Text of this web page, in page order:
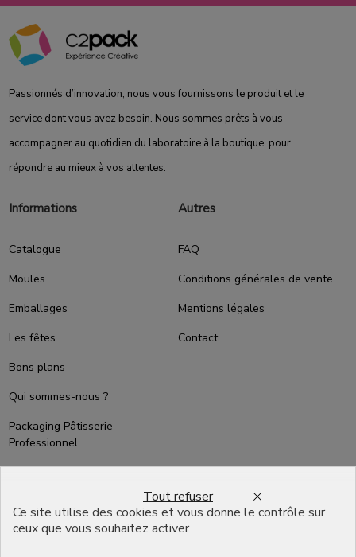
Passionnés d’innovation, nous vous fournissons le produit et le
service dont vous avez besoin. Nous sommes prêts à vous
accompagner au quotidien du laboratoire à la boutique, pour
répondre au mieux à vos attentes.
Informations
Catalogue
Moules
Emballages
Les fêtes
Bons plans
Qui sommes-nous ?
Packaging Pâtisserie
Professionnel
Emballage pour Chocolatier
English
Autres
FAQ
Conditions générales de vente
Mentions légales
Contact
Ce site utilise des cookies et vous donne le contrôle sur
ceux que vous souhaitez activer
Tout refuser